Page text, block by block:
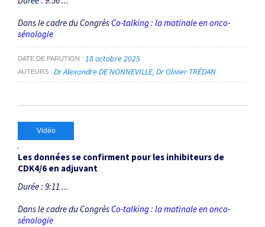
Dans le cadre du CongrèsCo-talking : la matinale en onco-
sénologie
DATE DE PARUTION 18 octobre 2025
AUTEURS Dr Alexandre DE NONNEVILLE Dr Olivier TRÉDAN
Vidéo
Les données se confirment pour les inhibiteurs de
CDK4/6 en adjuvant
Durée : 9:11 ...
Dans le cadre du CongrèsCo-talking : la matinale en onco-
sénologie